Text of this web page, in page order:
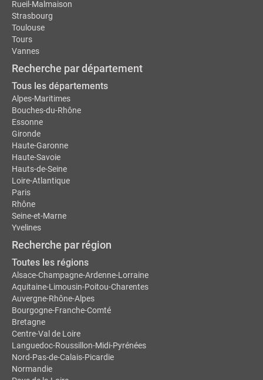
Rueil-Malmaison
Strasbourg
Toulouse
Tours
Vannes
Recherche par département
Tous les départements
Alpes-Maritimes
Bouches-du-Rhône
Essonne
Gironde
Haute-Garonne
Haute-Savoie
Hauts-de-Seine
Loire-Atlantique
Paris
Rhône
Seine-et-Marne
Yvelines
Recherche par région
Toutes les régions
Alsace-Champagne-Ardenne-Lorraine
Aquitaine-Limousin-Poitou-Charentes
Auvergne-Rhône-Alpes
Bourgogne-Franche-Comté
Bretagne
Centre-Val de Loire
Languedoc-Roussillon-Midi-Pyrénées
Nord-Pas-de-Calais-Picardie
Normandie